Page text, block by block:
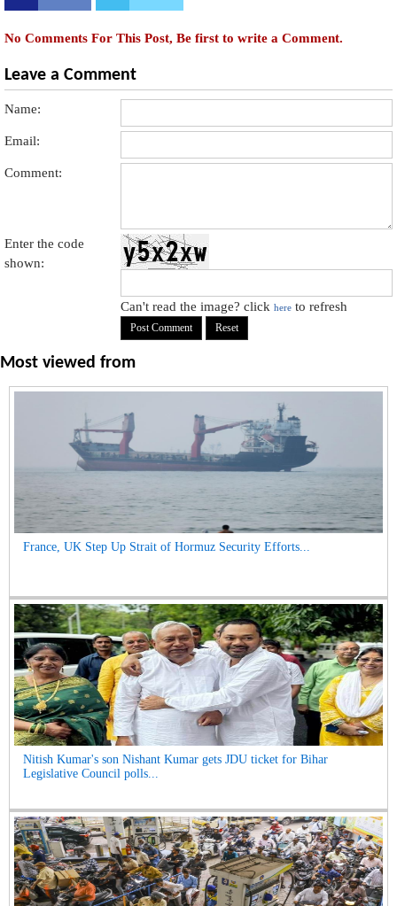
No Comments For This Post, Be first to write a Comment.
Leave a Comment
Name:
Email:
Comment:
Enter the code
shown:
Can't read the image? clickhere to refresh
Most viewed from
France, UK Step Up Strait of Hormuz Security Efforts...
Nitish Kumar's son Nishant Kumar gets JDU ticket for Bihar
Legislative Council polls...